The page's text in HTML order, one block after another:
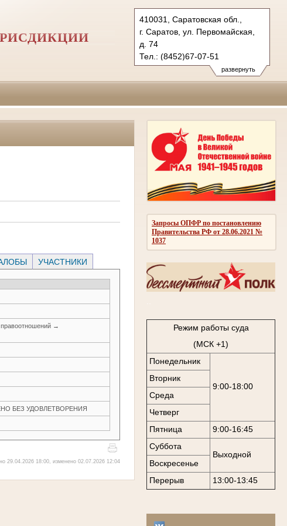
развернуть
410031, Саратовская обл.,
г. Саратов, ул. Первомайская,
д. 74
Тел.: (8452)67-07-51
(8452)98-28-84
(8452)98-33-51
Запросы ОПФР по постановлению
Правительства РФ от 28.06.2021 №
1037
Режим работы суда
(МСК +1)
Понедельник
9:00-18:00
Вторник
Среда
Четверг
Пятница
9:00-16:45
Суббота
Выходной
Воскресенье
Перерыв
13:00-13:45
УЧАСТНИКИ
→
БЕЗ УДОВЛЕТВОРЕНИЯ
29.04.2026 18:00, изменено 02.07.2026 12:04